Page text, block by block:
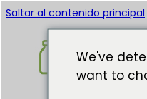
Saltar al contenido principal
We've
want to